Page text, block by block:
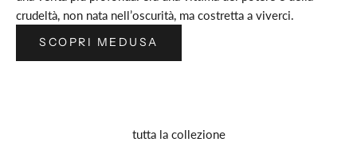
crudeltà, non nata nell’oscurità, ma costretta a viverci.
SCOPRI MEDUSA
tutta la collezione